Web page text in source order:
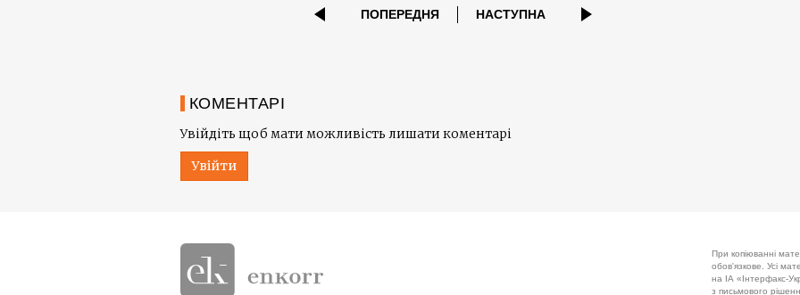
ПОПЕРЕДНЯ НАСТУПНА
КОМЕНТАРІ
Увійдіть щоб мати можливість лишати коментарі
Увійти
При копіюванні
обов'язкове. Усі
на ІА «Інтерфакс-
з письмового